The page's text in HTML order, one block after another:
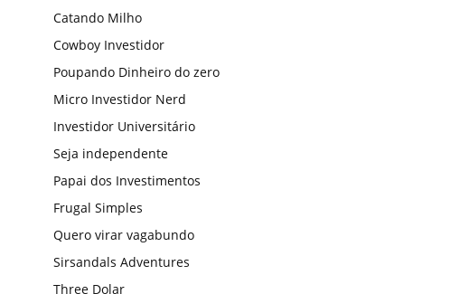
Catando Milho
Cowboy Investidor
Poupando Dinheiro do zero
Micro Investidor Nerd
Investidor Universitário
Seja independente
Papai dos Investimentos
Frugal Simples
Quero virar vagabundo
Sirsandals Adventures
Three Dolar